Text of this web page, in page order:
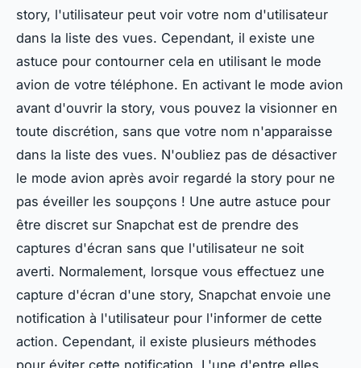
story, l'utilisateur peut voir votre nom d'utilisateur
dans la liste des vues. Cependant, il existe une
astuce pour contourner cela en utilisant le mode
avion de votre téléphone. En activant le mode avion
avant d'ouvrir la story, vous pouvez la visionner en
toute discrétion, sans que votre nom n'apparaisse
dans la liste des vues. N'oubliez pas de désactiver
le mode avion après avoir regardé la story pour ne
pas éveiller les soupçons ! Une autre astuce pour
être discret sur Snapchat est de prendre des
captures d'écran sans que l'utilisateur ne soit
averti. Normalement, lorsque vous effectuez une
capture d'écran d'une story, Snapchat envoie une
notification à l'utilisateur pour l'informer de cette
action. Cependant, il existe plusieurs méthodes
pour éviter cette notification. L'une d'entre elles